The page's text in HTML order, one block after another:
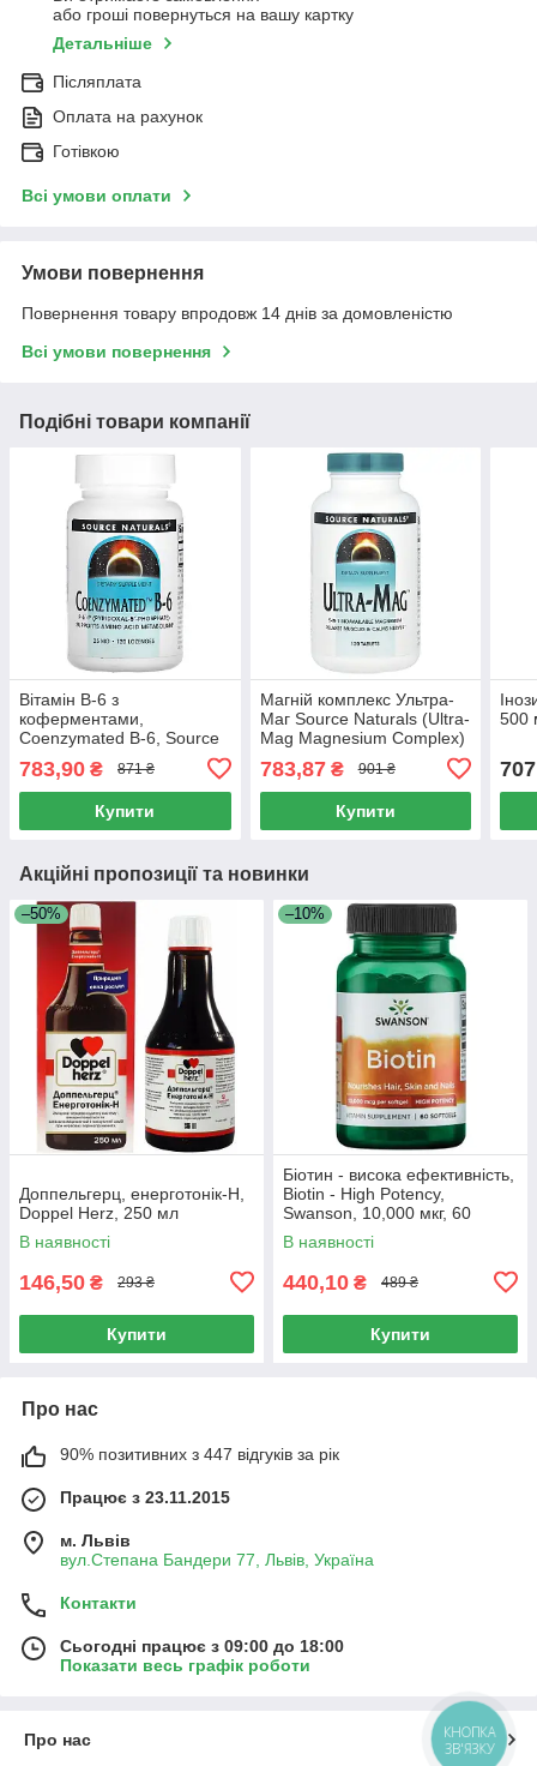
або гроші повернуться на вашу картку
Детальніше
Післяплата
Оплата на рахунок
Готівкою
Всі умови оплати
Умови повернення
Повернення товару впродовж 14 днів за домовленістю
Всі умови повернення
Подібні товари компанії
Вітамін B-6 з
коферментами,
Coenzymated B-6, Source
120 таблеток
783,90 ₴ 871 ₴
Купити
Магній комплекс Ультра-
Маг Source Naturals (Ultra-
Mag Magnesium Complex)
783,87₴ 901 ₴
Купити
500
707
Акційні пропозиції та новинки
–50%
Доппельгерц, енерготонік-H,
Doppel Herz, 250 мл
В наявності
146,50 ₴ 293 ₴
Купити
–10%
Біотин - висока ефективність,
Biotin - High Potency,
Swanson, 10,000 мкг, 60
капсул
В наявності
440,10 ₴ 489 ₴
Купити
Про нас
90% позитивних з 447 відгуків за рік
Працює з 23.11.2015
м. Львів
вул.Степана Бандери 77, Львів, Україна
Контакти
Сьогодні працює з 09:00 до 18:00
Показати весь графік роботи
Про нас
КНОПКА
ЗВ'ЯЗКУ